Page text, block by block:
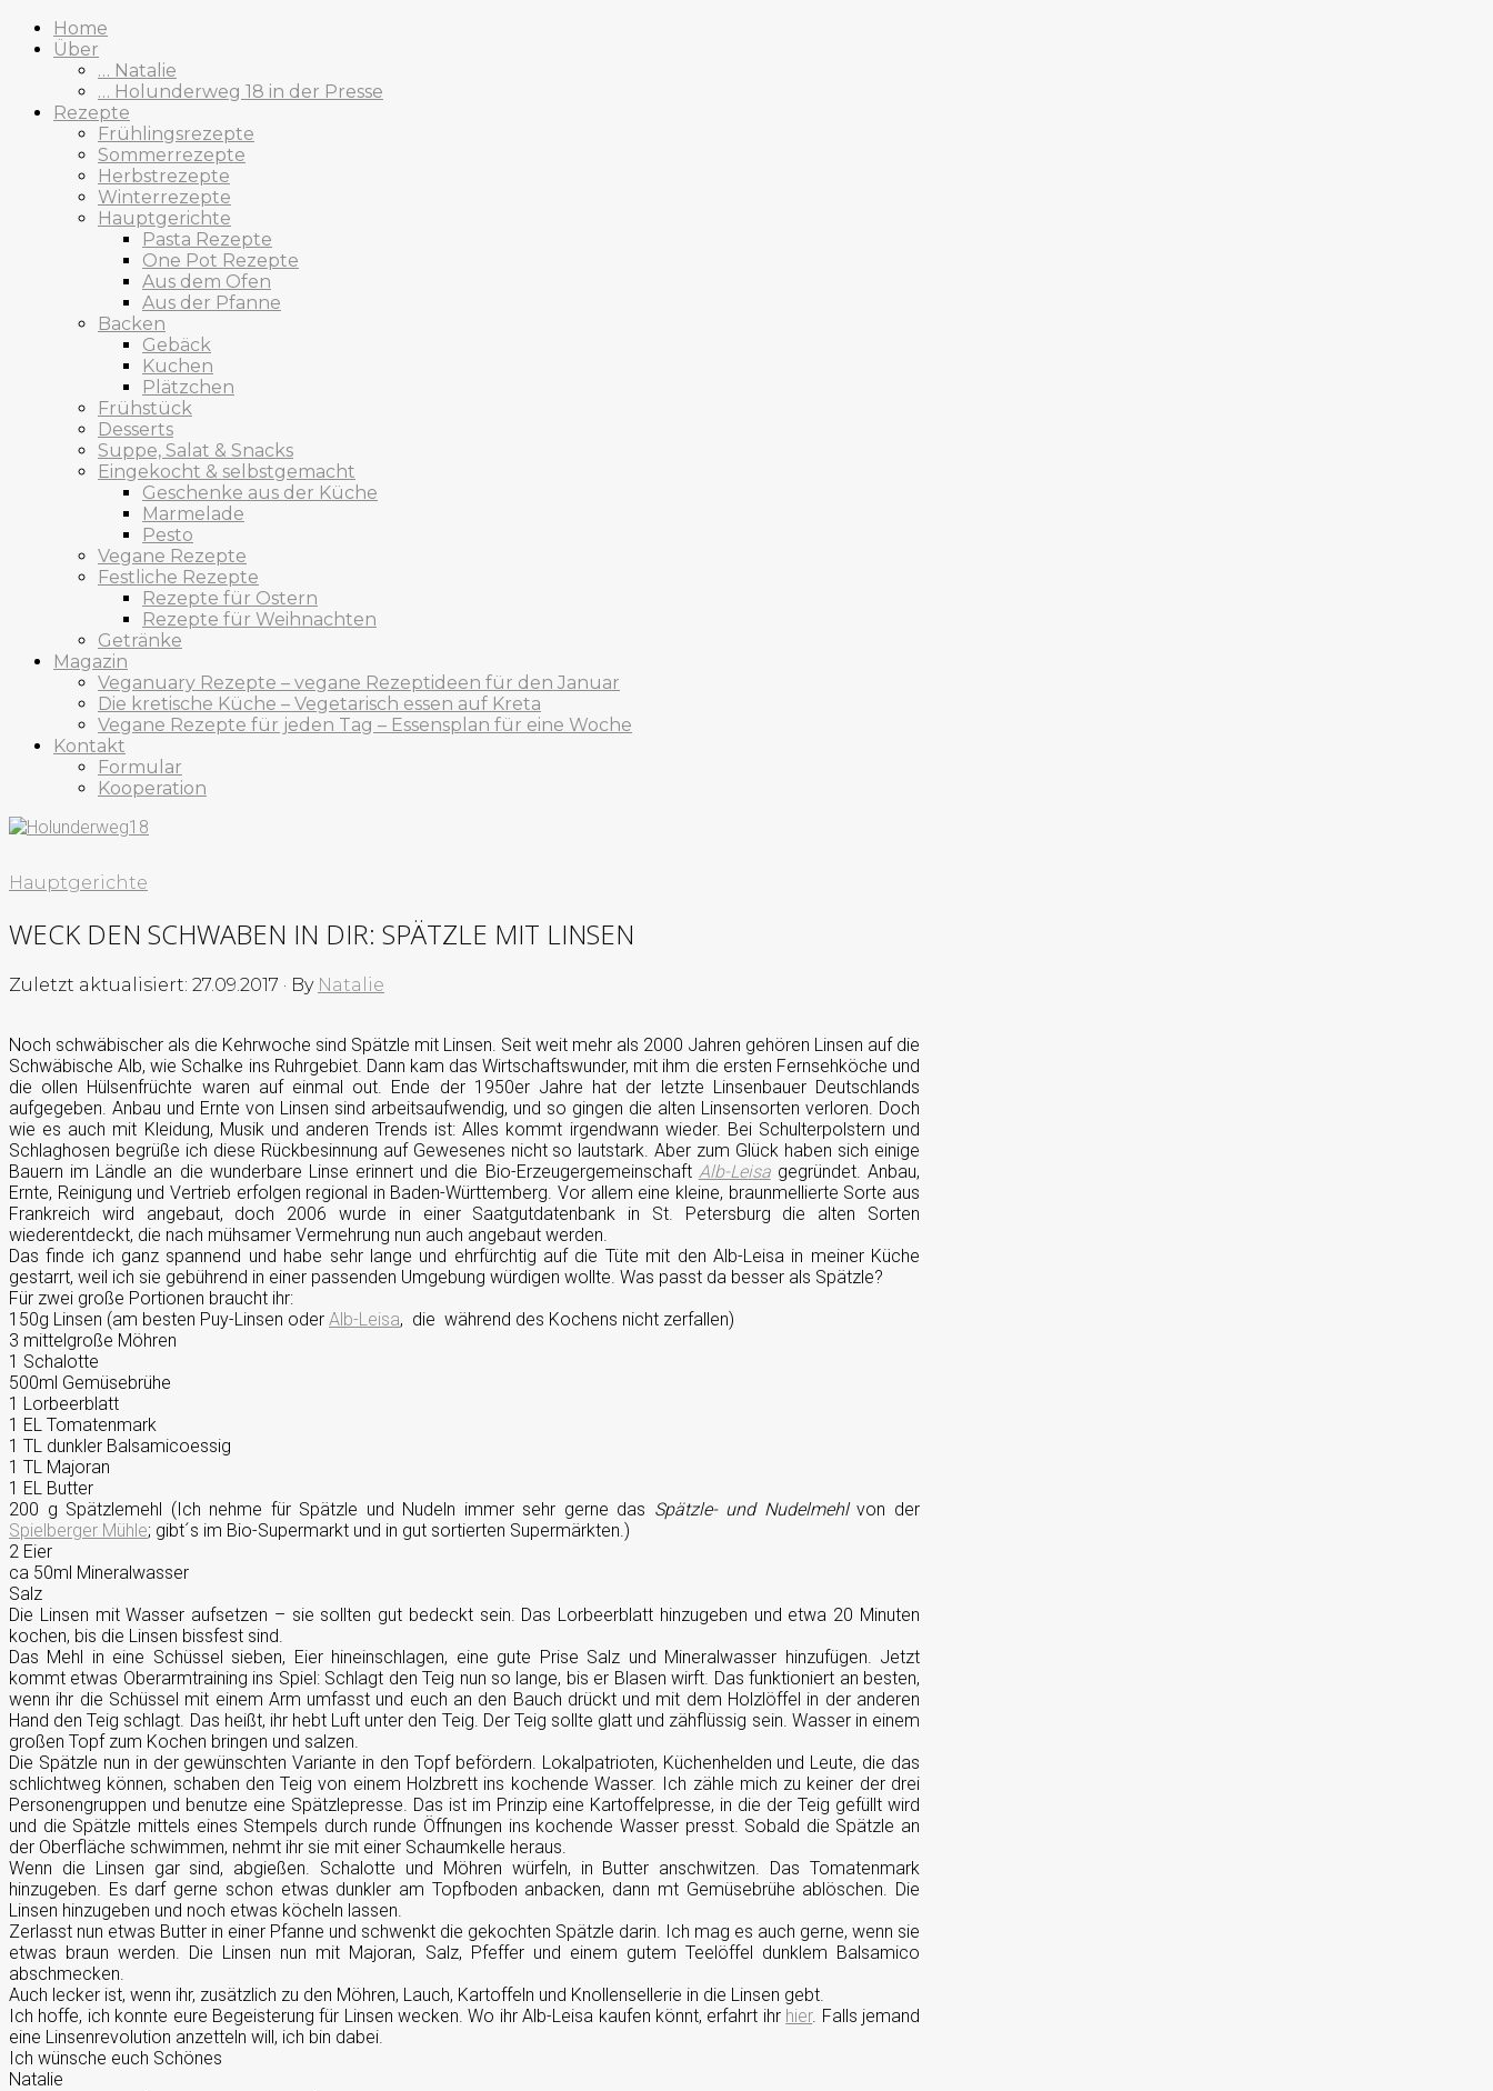
Home
Über
… Natalie
… Holunderweg 18 in der Presse
Rezepte
Frühlingsrezepte
Sommerrezepte
Herbstrezepte
Winterrezepte
Hauptgerichte
Pasta Rezepte
One Pot Rezepte
Aus dem Ofen
Aus der Pfanne
Backen
Gebäck
Kuchen
Plätzchen
Frühstück
Desserts
Suppe, Salat & Snacks
Eingekocht & selbstgemacht
Geschenke aus der Küche
Marmelade
Pesto
Vegane Rezepte
Festliche Rezepte
Rezepte für Ostern
Rezepte für Weihnachten
Getränke
Magazin
Veganuary Rezepte – vegane Rezeptideen für den Januar
Die kretische Küche – Vegetarisch essen auf Kreta
Vegane Rezepte für jeden Tag – Essensplan für eine Woche
Kontakt
Formular
Kooperation
Hauptgerichte
WECK DEN SCHWABEN IN DIR: SPÄTZLE MIT LINSEN
Zuletzt aktualisiert: 27.09.2017 · By Natalie
Noch schwäbischer als die Kehrwoche sind Spätzle mit Linsen. Seit weit mehr als 2000 Jahren gehören Linsen auf die
Schwäbische Alb, wie Schalke ins Ruhrgebiet. Dann kam das Wirtschaftswunder, mit ihm die ersten Fernsehköche und
die ollen Hülsenfrüchte waren auf einmal out. Ende der 1950er Jahre hat der letzte Linsenbauer Deutschlands
aufgegeben. Anbau und Ernte von Linsen sind arbeitsaufwendig, und so gingen die alten Linsensorten verloren. Doch
wie es auch mit Kleidung, Musik und anderen Trends ist: Alles kommt irgendwann wieder. Bei Schulterpolstern und
Schlaghosen begrüße ich diese Rückbesinnung auf Gewesenes nicht so lautstark. Aber zum Glück haben sich einige
Bauern im Ländle an die wunderbare Linse erinnert und die Bio-Erzeugergemeinschaft Alb-Leisagegründet. Anbau,
Ernte, Reinigung und Vertrieb erfolgen regional in Baden-Württemberg. Vor allem eine kleine, braunmellierte Sorte aus
Frankreich wird angebaut, doch 2006 wurde in einer Saatgutdatenbank in St. Petersburg die alten Sorten
wiederentdeckt, die nach mühsamer Vermehrung nun auch angebaut werden.
Das finde ich ganz spannend und habe sehr lange und ehrfürchtig auf die Tüte mit den Alb-Leisa in meiner Küche
gestarrt, weil ich sie gebührend in einer passenden Umgebung würdigen wollte. Was passt da besser als Spätzle?
Für zwei große Portionen braucht ihr:
150g Linsen (am besten Puy-Linsen oder Alb-Leisa, die während des Kochens nicht zerfallen)
3 mittelgroße Möhren
1 Schalotte
500ml Gemüsebrühe
1 Lorbeerblatt
1 EL Tomatenmark
1 TL dunkler Balsamicoessig
1 TL Majoran
1 EL Butter
200 g Spätzlemehl (Ich nehme für Spätzle und Nudeln immer sehr gerne das Spätzle- und Nudelmehlvon der
Spielberger Mühle; gibt´s im Bio-Supermarkt und in gut sortierten Supermärkten.)
2 Eier
ca 50ml Mineralwasser
Salz
Die Linsen mit Wasser aufsetzen – sie sollten gut bedeckt sein. Das Lorbeerblatt hinzugeben und etwa 20 Minuten
kochen, bis die Linsen bissfest sind.
Das Mehl in eine Schüssel sieben, Eier hineinschlagen, eine gute Prise Salz und Mineralwasser hinzufügen. Jetzt
kommt etwas Oberarmtraining ins Spiel: Schlagt den Teig nun so lange, bis er Blasen wirft. Das funktioniert an besten,
wenn ihr die Schüssel mit einem Arm umfasst und euch an den Bauch drückt und mit dem Holzlöffel in der anderen
Hand den Teig schlagt. Das heißt, ihr hebt Luft unter den Teig. Der Teig sollte glatt und zähflüssig sein. Wasser in einem
großen Topf zum Kochen bringen und salzen.
Die Spätzle nun in der gewünschten Variante in den Topf befördern. Lokalpatrioten, Küchenhelden und Leute, die das
schlichtweg können, schaben den Teig von einem Holzbrett ins kochende Wasser. Ich zähle mich zu keiner der drei
Personengruppen und benutze eine Spätzlepresse. Das ist im Prinzip eine Kartoffelpresse, in die der Teig gefüllt wird
und die Spätzle mittels eines Stempels durch runde Öffnungen ins kochende Wasser presst. Sobald die Spätzle an
der Oberfläche schwimmen, nehmt ihr sie mit einer Schaumkelle heraus.
Wenn die Linsen gar sind, abgießen. Schalotte und Möhren würfeln, in Butter anschwitzen. Das Tomatenmark
hinzugeben. Es darf gerne schon etwas dunkler am Topfboden anbacken, dann mt Gemüsebrühe ablöschen. Die
Linsen hinzugeben und noch etwas köcheln lassen.
Zerlasst nun etwas Butter in einer Pfanne und schwenkt die gekochten Spätzle darin. Ich mag es auch gerne, wenn sie
etwas braun werden. Die Linsen nun mit Majoran, Salz, Pfeffer und einem gutem Teelöffel dunklem Balsamico
abschmecken.
Auch lecker ist, wenn ihr, zusätzlich zu den Möhren, Lauch, Kartoffeln und Knollensellerie in die Linsen gebt.
Ich hoffe, ich konnte eure Begeisterung für Linsen wecken. Wo ihr Alb-Leisa kaufen könnt, erfahrt ihr hier. Falls jemand
eine Linsenrevolution anzetteln will, ich bin dabei.
Ich wünsche euch Schönes
Natalie